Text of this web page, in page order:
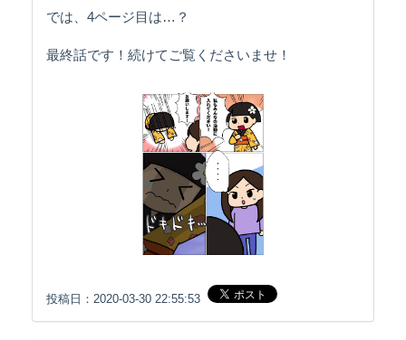
では、4ページ目は…？
最終話です！続けてご覧くださいませ！
投稿日：2020-03-30 22:55:53